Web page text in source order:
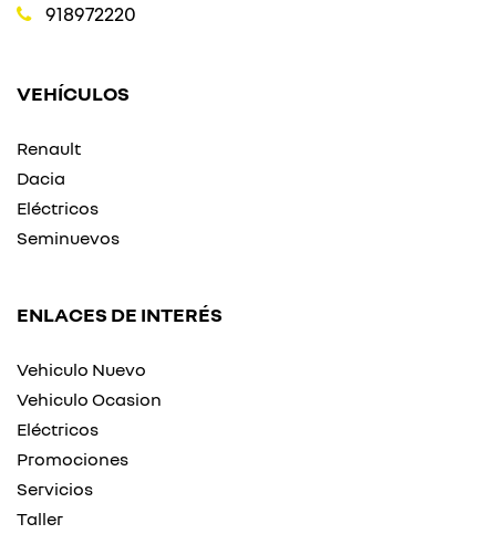
918972220
VEHÍCULOS
Renault
Dacia
Eléctricos
Seminuevos
ENLACES DE INTERÉS
Vehiculo Nuevo
Vehiculo Ocasion
Eléctricos
Promociones
Servicios
Taller